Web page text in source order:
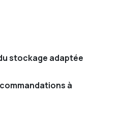
stockage adaptée
à